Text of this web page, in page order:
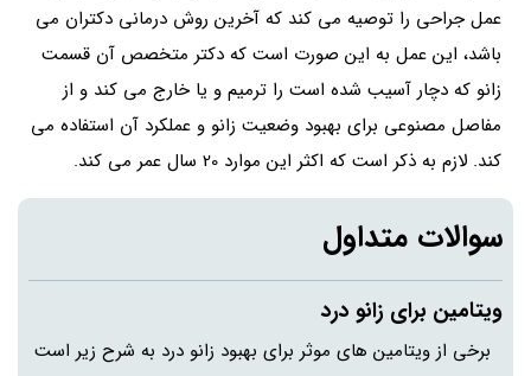
عمل جراحی را توصیه می کند که آخرین روش درمانی دکتران می
باشد، این عمل به این صورت است که دکتر متخصص آن قسمت
زانو که دچار آسیب شده است را ترمیم و یا خارج می کند و از
مفاصل مصنوعی برای بهبود وضعیت زانو و عملکرد آن استفاده می
کند. لازم به ذکر است که اکثر این موارد 20 سال عمر می کند.
سوالات متداول
ویتامین برای زانو درد
برخی از ویتامین های موثر برای بهبود زانو درد به شرح زیر است